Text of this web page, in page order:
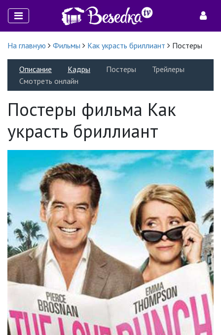
На главную Фильмы Как украсть бриллиант Постеры
Описание Кадры Постеры
Трейлеры
Смотреть онлайн
Постеры фильма Как
украсть бриллиант